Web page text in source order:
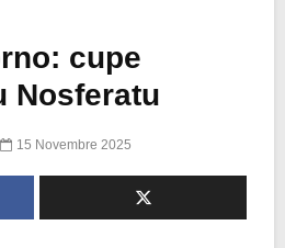
cupe
Nosferatu
15 Novembre 2025